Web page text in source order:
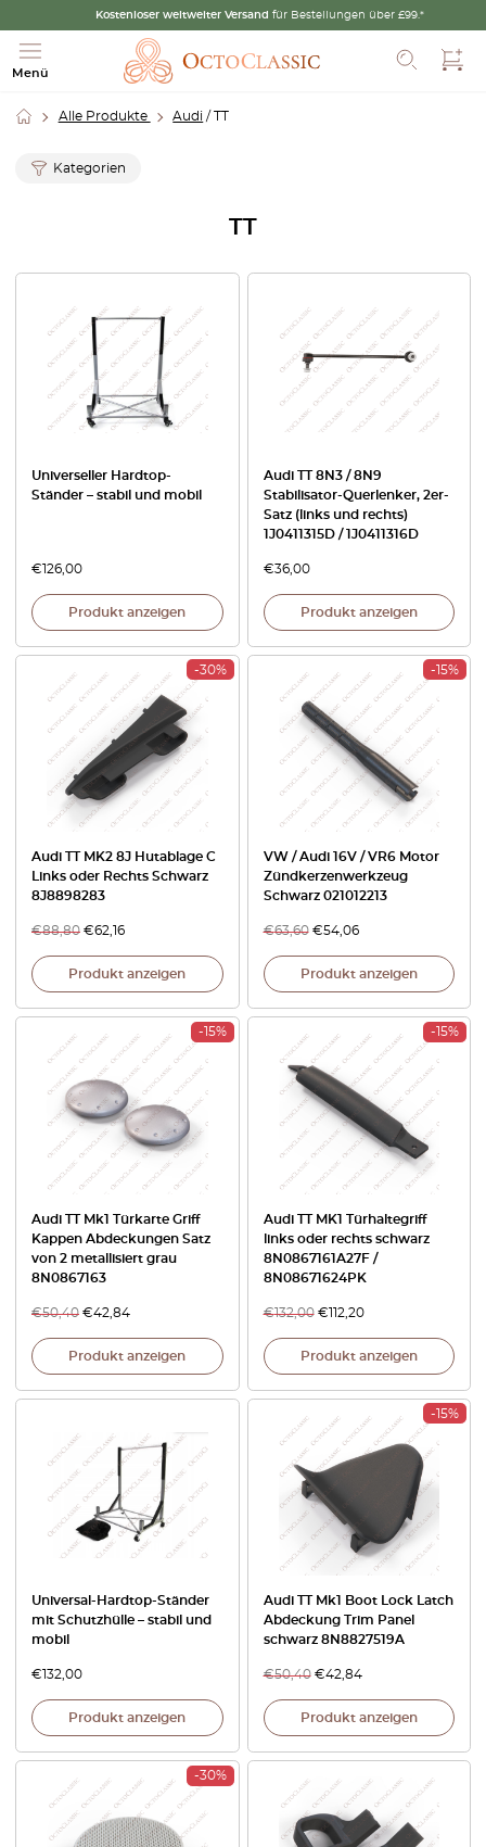
Kostenloser weltweiter Versand für Bestellungen über £99.*
Menü
Alle Produkte Audi / TT
Kategorien
TT
Universeller Hardtop-
Ständer – stabil und mobil
€126,00
Produkt anzeigen
Audi TT 8N3 / 8N9
Stabilisator-Querlenker, 2er-
Satz (links und rechts)
1J0411315D / 1J0411316D
€36,00
Produkt anzeigen
-30%
Audi TT MK2 8J Hutablage C
Links oder Rechts Schwarz
8J8898283
€88,80 €62,16
Produkt anzeigen
-15%
VW / Audi 16V / VR6 Motor
Zündkerzenwerkzeug
Schwarz 021012213
€63,60 €54,06
Produkt anzeigen
-15%
Audi TT Mk1 Türkarte Griff
Kappen Abdeckungen Satz
von 2 metallisiert grau
8N0867163
€50,40 €42,84
Produkt anzeigen
-15%
Audi TT MK1 Türhaltegriff
links oder rechts schwarz
8N0867161A27F /
8N08671624PK
€132,00 €112,20
Produkt anzeigen
Universal-Hardtop-Ständer
mit Schutzhülle – stabil und
mobil
€132,00
Produkt anzeigen
-15%
Audi TT Mk1 Boot Lock Latch
Abdeckung Trim Panel
schwarz 8N8827519A
€50,40 €42,84
Produkt anzeigen
-30%